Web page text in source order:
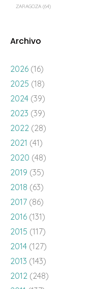
ZARAGOZA (64)
Archivo
2026 (16)
2025 (18)
2024 (39)
2023 (39)
2022 (28)
2021 (41)
2020 (48)
2019 (35)
2018 (63)
2017 (86)
2016 (131)
2015 (117)
2014 (127)
2013 (143)
2012 (248)